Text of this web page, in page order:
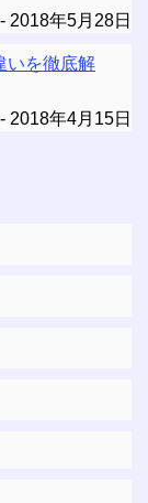
2018年5月28日
いを徹底解
2018年4月15日